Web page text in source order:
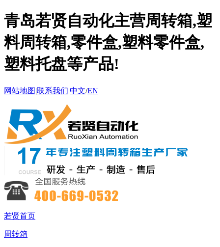
青岛若贤自动化主营周转箱,塑
料周转箱,零件盒,塑料零件盒,
塑料托盘等产品!
网站地图|联系我们|中文/EN
若贤首页
周转箱